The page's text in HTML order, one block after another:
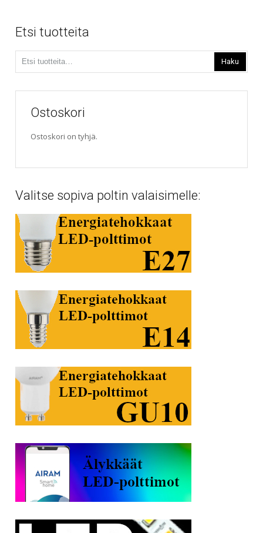
Etsi tuotteita
Haku
Ostoskori
Ostoskori on tyhjä.
Valitse sopiva poltin valaisimelle: